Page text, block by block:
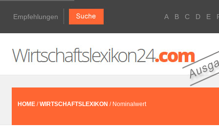
Empfehlungen A B C D E
HOME /WIRTSCHAFTSLEXIKON / Nominalwert